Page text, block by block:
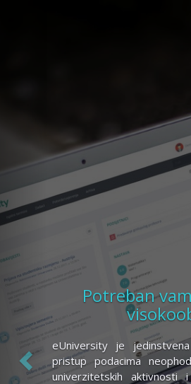
Potreban
eUniversity je
pristup podacima
univerzitetskih